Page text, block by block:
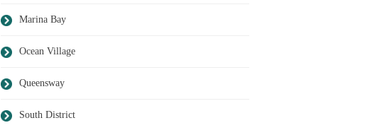
Marina Bay
Ocean Village
Queensway
South District